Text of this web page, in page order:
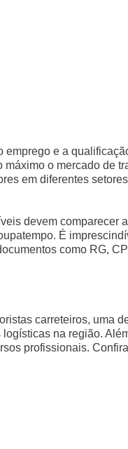
e a
o mercado de
em diferentes
devem comparecer
É
como RG,
carreteiros, uma
na região.
profissionais.